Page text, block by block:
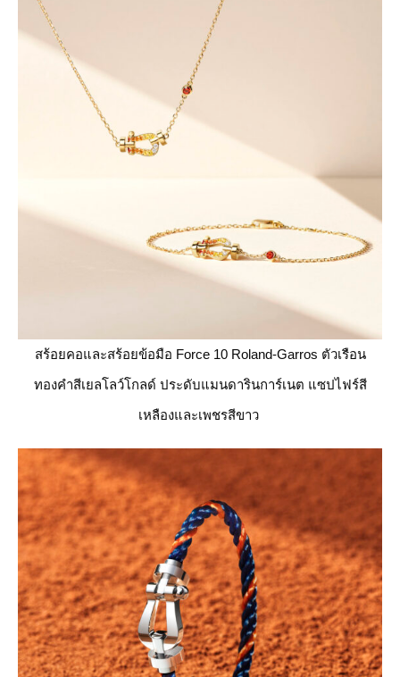
สร้อยคอและสร้อยข้อมือ Force 10 Roland-Garros ตัวเรือน
ทองคำสีเยลโลว์โกลด์ ประดับแมนดารินการ์เนต แซปไฟร์สี
เหลืองและเพชรสีขาว